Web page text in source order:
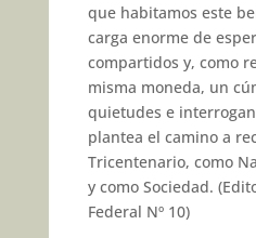
que habitamos este
carga enor­me de
com­partidos y, como
misma moneda, un
quietudes e
plantea el camino a
Tricentenario, como
y como Sociedad.
Federal Nº 10)